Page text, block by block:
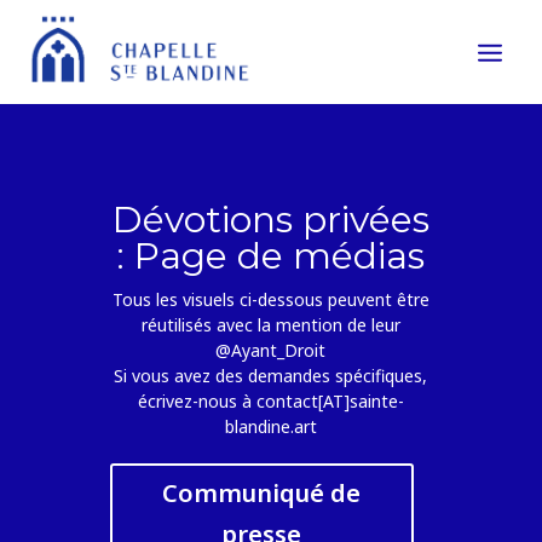
Dévotions privées
: Page de médias
Tous les visuels ci-dessous peuvent être
réutilisés avec la mention de leur
@Ayant_Droit
Si vous avez des demandes spécifiques,
écrivez-nous à contact[AT]sainte-
blandine.art
Communiqué de
presse